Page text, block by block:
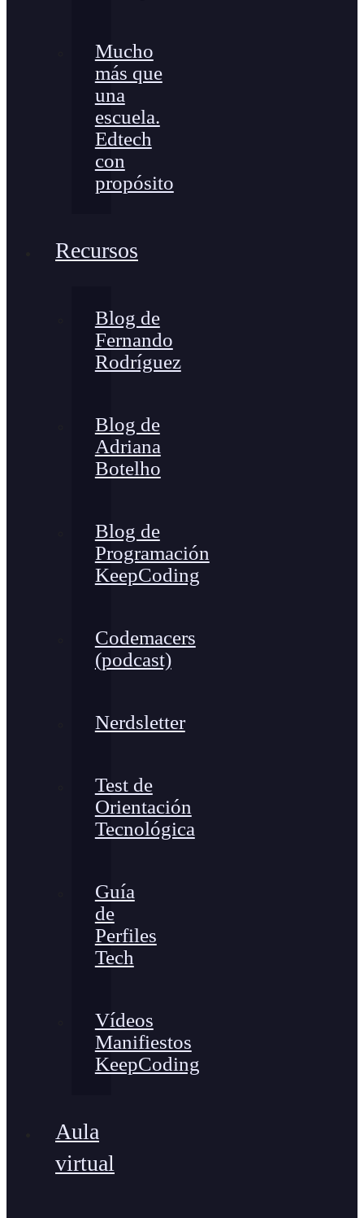
Mucho
más que
una
escuela.
Edtech
con
propósito
Recursos
Blog de
Fernando
Rodríguez
Blog de
Adriana
Botelho
Blog de
Programación
KeepCoding
Codemacers
(podcast)
Nerdsletter
Test de
Orientación
Tecnológica
Guía
de
Perfiles
Tech
Vídeos
Manifiestos
KeepCoding
Aula
virtual